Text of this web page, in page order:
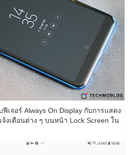
ฟีเจอร์ Always On Display กับการแสดง
งเตือนต่าง ๆ บนหน้า Lock Screen ใน